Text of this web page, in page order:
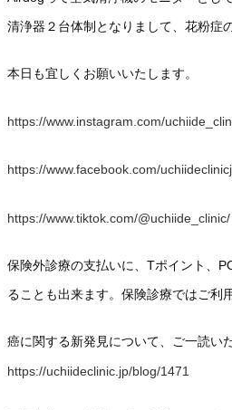
清浄器２台体制となりまして、花粉症
本日も宜しくお願いいたします。
https://www.instagram.com/
https://www.facebook.com/
https://www.tiktok.com/@uchiide_clinic/
保険外診療の支払いに、Tポイント、
ることも出来ます。保険診療ではご利
癌に関する新発見について、ご一読い
https://uchiideclinic.jp/blog/1471